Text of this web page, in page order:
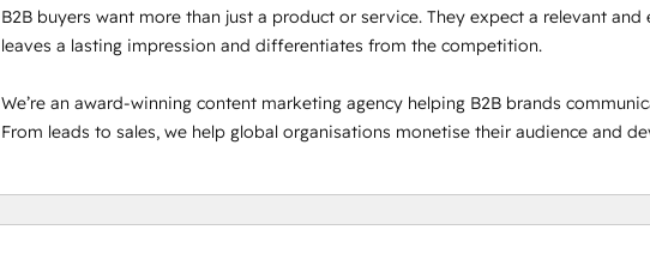
B2B buyers want more than just a product or service. They expect a relevant
leaves a lasting impression and differentiates from the competition.
We’re an award-winning content marketing agency helping B2B brands
From leads to sales, we help global organisations monetise their audience and